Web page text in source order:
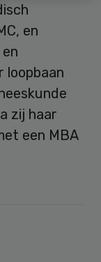
en
loopbaan
zij haar
een MBA